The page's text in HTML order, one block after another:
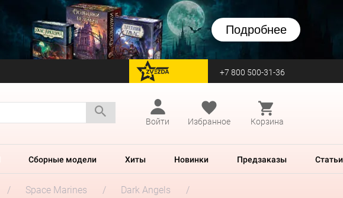
Подробнее
перейти на Zvezda +7 800 500-31-36
Войти
Избранное Корзина
Сборные модели Хиты Новинки Предзаказы Статьи
Space Marines
Dark Angels